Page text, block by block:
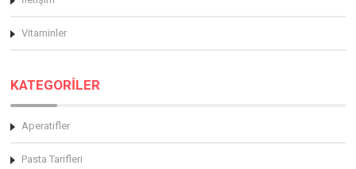
Vitaminler
KATEGORİLER
Aperatifler
Pasta Tarifleri